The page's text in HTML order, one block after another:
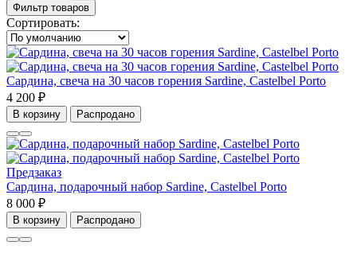
Фильтр товаров
Сортировать:
Сардина, свеча на 30 часов горения Sardine, Castelbel Porto
4 200 ₽
В корзину Распродано
Предзаказ
Сардина, подарочный набор Sardine, Castelbel Porto
8 000 ₽
В корзину Распродано